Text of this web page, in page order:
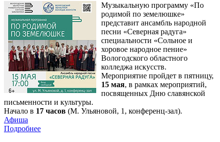
Музыкальную программу «По
родимой по земелюшке»
представит ансамбль народной
песни «Северная радуга»
специальности «Сольное и
хоровое народное пение»
Вологодского областного
колледжа искусств.
Мероприятие пройдет в пятницу,
15 мая, в рамках мероприятий,
посвященных Дню славянской
письменности и культуры.
Начало в 17 часов (М. Ульяновой, 1, конференц-зал).
Афиша
Подробнее